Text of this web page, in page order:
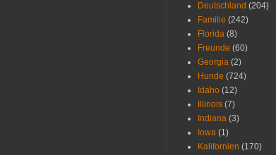
Deutschland (204)
Familie (242)
Florida (8)
Freunde (60)
Georgia (2)
Hunde (724)
Idaho (12)
Illinois (7)
Indiana (3)
Iowa (1)
Kalifornien (170)